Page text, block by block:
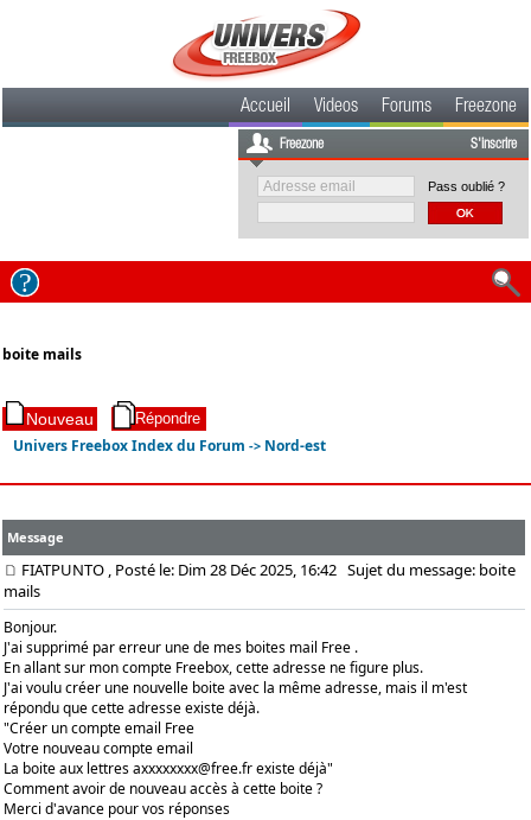
Accueil Videos Forums Freezone
Freezone S'inscrire
Pass oublié ?
boite mails
Univers Freebox Index du Forum -> Nord-est
Message
FIATPUNTO , Posté le: Dim 28 Déc 2025, 16:42 Sujet du message: boite
mails
Bonjour.
J'ai supprimé par erreur une de mes boites mail Free .
En allant sur mon compte Freebox, cette adresse ne figure plus.
J'ai voulu créer une nouvelle boite avec la même adresse, mais il m'est
répondu que cette adresse existe déjà.
"Créer un compte email Free
Votre nouveau compte email
La boite aux lettresaxxxxxxxx@free.frexiste déjà"
Comment avoir de nouveau accès à cette boite ?
Merci d'avance pour vos réponses